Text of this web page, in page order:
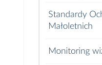
Standardy
Małoletnich
Monitoring